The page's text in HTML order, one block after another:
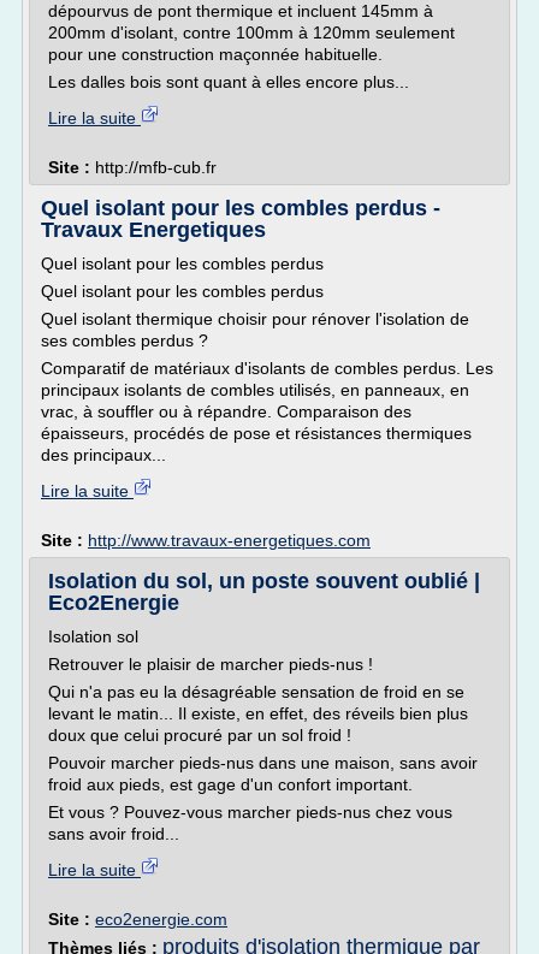
dépourvus de pont thermique et incluent 145mm à
200mm d'isolant, contre 100mm à 120mm seulement
pour une construction maçonnée habituelle.
Les dalles bois sont quant à elles encore plus...
Lire la suite
Site : http://mfb-cub.fr
Quel isolant pour les combles perdus -
Travaux Energetiques
Quel isolant pour les combles perdus
Quel isolant pour les combles perdus
Quel isolant thermique choisir pour rénover l'isolation de
ses combles perdus ?
Comparatif de matériaux d'isolants de combles perdus. Les
principaux isolants de combles utilisés, en panneaux, en
vrac, à souffler ou à répandre. Comparaison des
épaisseurs, procédés de pose et résistances thermiques
des principaux...
Lire la suite
Site : http://www.travaux-energetiques.com
Isolation du sol, un poste souvent oublié |
Eco2Energie
Isolation sol
Retrouver le plaisir de marcher pieds-nus !
Qui n'a pas eu la désagréable sensation de froid en se
levant le matin... Il existe, en effet, des réveils bien plus
doux que celui procuré par un sol froid !
Pouvoir marcher pieds-nus dans une maison, sans avoir
froid aux pieds, est gage d'un confort important.
Et vous ? Pouvez-vous marcher pieds-nus chez vous
sans avoir froid...
Lire la suite
Site : eco2energie.com
Thèmes liés : produits d'isolation thermique par